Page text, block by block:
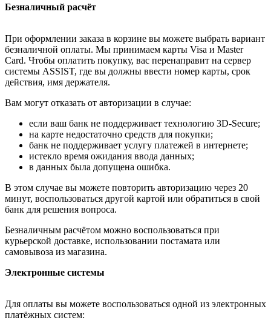
Безналичный расчёт
При оформлении заказа в корзине вы можете выбрать вариант
безналичной оплаты. Мы принимаем карты Visa и Master
Card. Чтобы оплатить покупку, вас перенаправит на сервер
системы ASSIST, где вы должны ввести номер карты, срок
действия, имя держателя.
Вам могут отказать от авторизации в случае:
если ваш банк не поддерживает технологию 3D-Secure;
на карте недостаточно средств для покупки;
банк не поддерживает услугу платежей в интернете;
истекло время ожидания ввода данных;
в данных была допущена ошибка.
В этом случае вы можете повторить авторизацию через 20
минут, воспользоваться другой картой или обратиться в свой
банк для решения вопроса.
Безналичным расчётом можно воспользоваться при
курьерской доставке, использовании постамата или
самовывоза из магазина.
Электронные системы
Для оплаты вы можете воспользоваться одной из электронных
платёжных систем: